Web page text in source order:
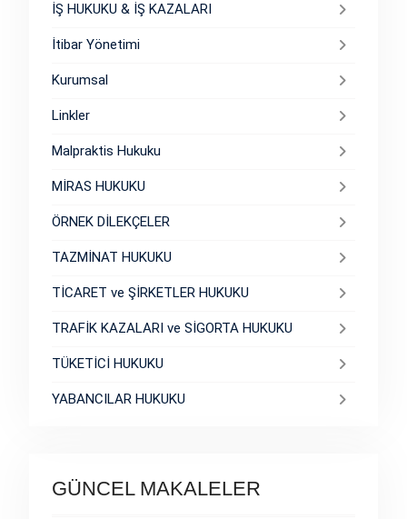
İŞ HUKUKU & İŞ KAZALARI
İtibar Yönetimi
Kurumsal
Linkler
Malpraktis Hukuku
MİRAS HUKUKU
ÖRNEK DİLEKÇELER
TAZMİNAT HUKUKU
TİCARET ve ŞİRKETLER HUKUKU
TRAFİK KAZALARI ve SİGORTA HUKUKU
TÜKETİCİ HUKUKU
YABANCILAR HUKUKU
GÜNCEL MAKALELER